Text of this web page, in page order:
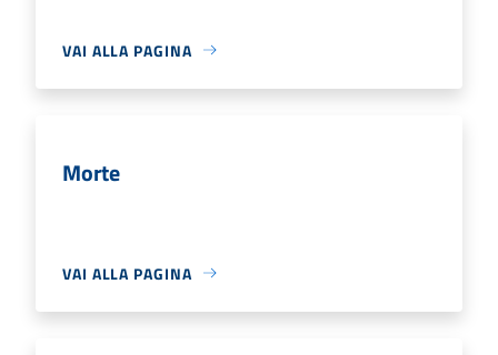
VAI ALLA PAGINA
Morte
VAI ALLA PAGINA